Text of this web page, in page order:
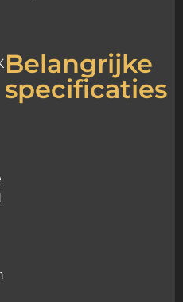
Belangrijke
specificaties